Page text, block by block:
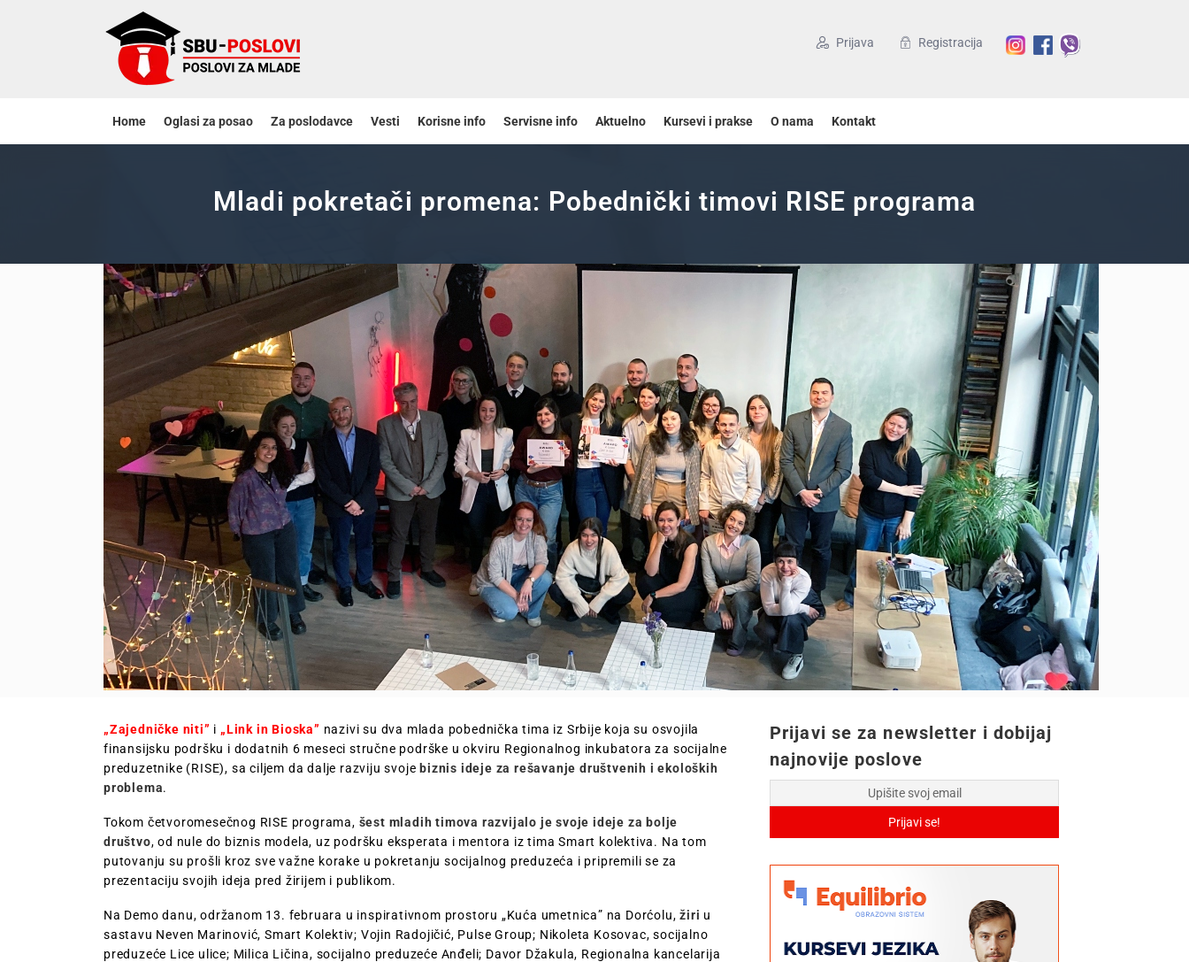
Prijava Registracija
Home Oglasi za posao Za poslodavce Vesti Korisne info Servisne info Aktuelno Kursevi i prakse O nama Kontakt
Mladi pokretači promena: Pobednički timovi RISE programa
„Zajedničke niti” i „Link in Bioska” nazivi su dva mlada pobednička tima iz Srbije koja su osvojila
finansijsku podršku i dodatnih 6 meseci stručne podrške u okviru Regionalnog inkubatora za socijalne
preduzetnike (RISE), sa ciljem da dalje razviju svoje biznis ideje za rešavanje društvenih i ekoloških
problema.
Tokom četvoromesečnog RISE programa, šest mladih timova razvijalo je svoje ideje za bolje
društvo, od nule do biznis modela, uz podršku eksperata i mentora iz tima Smart kolektiva. Na tom
putovanju su prošli kroz sve važne korake u pokretanju socijalnog preduzeća i pripremili se za
prezentaciju svojih ideja pred žirijem i publikom.
Na Demo danu, održanom 13. februara u inspirativnom prostoru „Kuća umetnica” na Dorćolu, žiri u
sastavu Neven Marinović, Smart Kolektiv; Vojin Radojičić, Pulse Group; Nikoleta Kosovac, socijalno
preduzeće Lice ulice; Milica Ličina, socijalno preduzeće Anđeli; Davor Džakula, Regionalna kancelarija
Prijavi se za newsletter i dobijaj
najnovije poslove